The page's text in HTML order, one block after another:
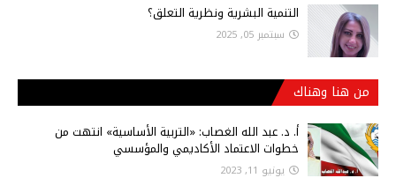
التنمية البشرية ونظرية التعلق؟
سبتمبر 05, 2025
من هنا وهناك
أ‌. د. عبد الله الغصاب: «التربية الأساسية» انتهت من
خطوات الاعتماد الأكاديمي والمؤسسي
يونيو 11, 2023